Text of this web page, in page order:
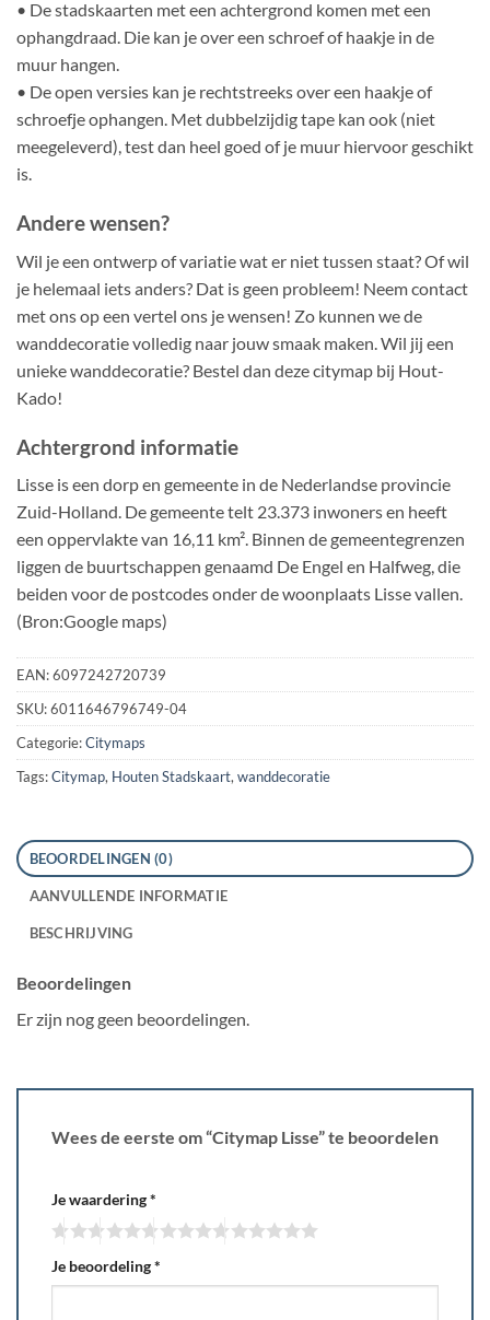
• De stadskaarten met een achtergrond komen met een
ophangdraad. Die kan je over een schroef of haakje in de
muur hangen.
• De open versies kan je rechtstreeks over een haakje of
schroefje ophangen. Met dubbelzijdig tape kan ook (niet
meegeleverd), test dan heel goed of je muur hiervoor geschikt
is.
Andere wensen?
Wil je een ontwerp of variatie wat er niet tussen staat? Of wil
je helemaal iets anders? Dat is geen probleem! Neem contact
met ons op een vertel ons je wensen! Zo kunnen we de
wanddecoratie volledig naar jouw smaak maken. Wil jij een
unieke wanddecoratie? Bestel dan deze citymap bij Hout-
Kado!
Achtergrond informatie
Lisse is een dorp en gemeente in de Nederlandse provincie
Zuid-Holland. De gemeente telt 23.373 inwoners en heeft
een oppervlakte van 16,11 km². Binnen de gemeentegrenzen
liggen de buurtschappen genaamd De Engel en Halfweg, die
beiden voor de postcodes onder de woonplaats Lisse vallen.
(Bron:Google maps)
EAN:6097242720739
SKU:6011646796749-04
Categorie:Citymaps
Tags:Citymap, Houten Stadskaart, wanddecoratie
BEOORDELINGEN (0)
AANVULLENDE INFORMATIE
BESCHRIJVING
Beoordelingen
Er zijn nog geen beoordelingen.
Wees de eerste om “Citymap Lisse” te beoordelen
Je waardering*
Je beoordeling*